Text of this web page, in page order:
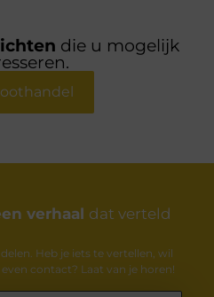
die u mogelijk
verhaal dat verteld
Heb je iets te vertellen, wil
contact? Laat van je horen!